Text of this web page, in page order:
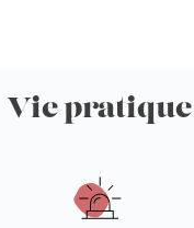
Vie pratique